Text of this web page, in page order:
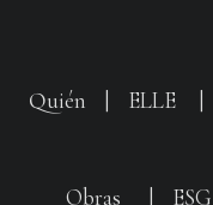
Quién ELLE
Obras ESG